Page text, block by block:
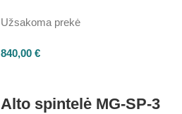
Užsakoma prekė
840,00 €
Alto spintelė MG-SP-3